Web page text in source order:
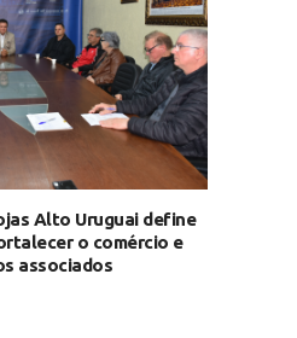
Alto Uruguai define
o comércio e
associados